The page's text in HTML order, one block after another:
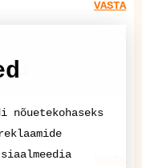
VASTA
nõuetekohaseks